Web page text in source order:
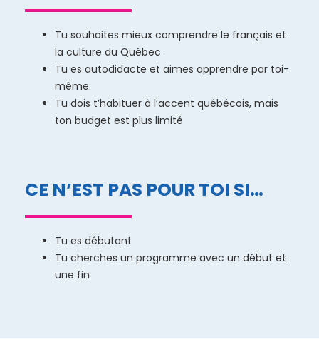
Tu souhaites mieux comprendre le français et
la culture du Québec
Tu es autodidacte et aimes apprendre par toi-
même.
Tu dois t’habituer à l’accent québécois, mais
ton budget est plus limité
CE N’EST PAS POUR TOI SI…
Tu es débutant
Tu cherches un programme avec un début et
une fin